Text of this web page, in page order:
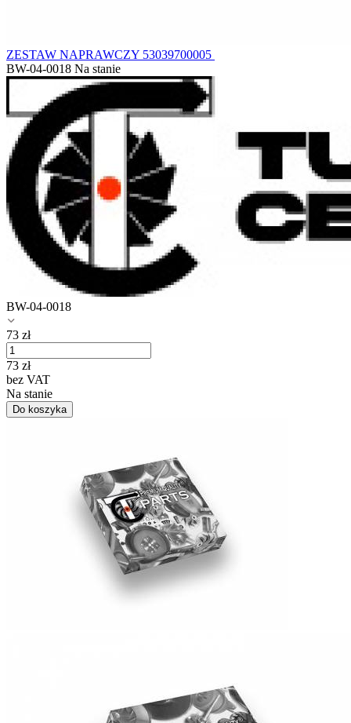
ZESTAW NAPRAWCZY 53039700005
BW-04-0018 Na stanie
BW-04-0018
73 zł
73 zł
bez VAT
Na stanie
Do koszyka